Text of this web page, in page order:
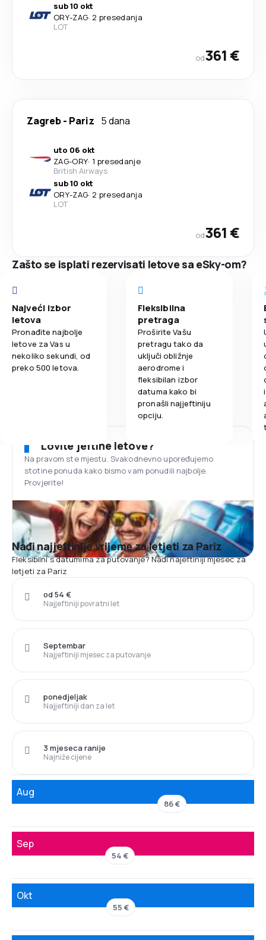
sub 10 okt
ORY-ZAG· 2 presedanja
LOT
od361 €
Zagreb- Pariz 5 dana
uto 06 okt
ZAG-ORY· 1 presedanje
British Airways
sub 10 okt
ORY-ZAG· 2 presedanja
LOT
od361 €
Zašto se isplati rezervisati letove sa eSky-om?
Najveći izbor
letova
Pronađite najbolje
letove za Vas u
nekoliko sekundi, od
preko 500 letova.
Fleksibilna
pretraga
Proširite Vašu
pretragu tako da
uključi obližnje
aerodrome i
fleksibilan izbor
datuma kako bi
pronašli najjeftiniju
opciju.
Lovite jeftine letove?
Na pravom ste mjestu. Svakodnevno upoređujemo
stotine ponuda kako bismo vam ponudili najbolje.
Provjerite!
Nađi najjeftinije vrijeme za letjeti za Pariz
Fleksibilni s datumima za putovanje? Nađi najeftiniji mjesec za
letjeti za Pariz
Najjeftiniji povratni let
od 54 €
Najjeftiniji mjesec za putovanje
Septembar
Najjeftiniji dan za let
ponedjeljak
Najniže cijene
3 mjeseca ranije
Aug
86 €
Sep
54 €
Okt
55 €